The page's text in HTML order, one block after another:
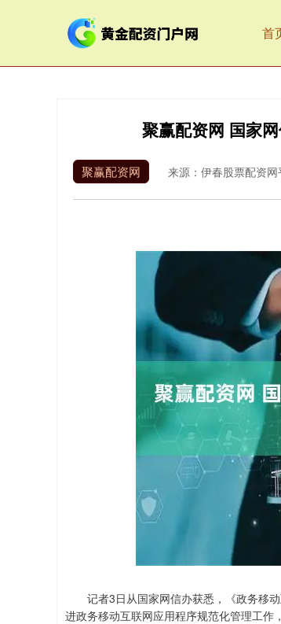
首
聚赢配资网 国家
聚赢配资网 来源：伊春股票配资网
记者3日从国家网信办获悉，《政务移动
进政务移动互联网应用程序规范化管理工作
14311.01